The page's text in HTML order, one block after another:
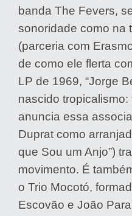
banda The Fevers,
sonoridade como na
(parceria com
de como ele flerta
LP de 1969, “Jorge
nascido
anuncia essa
Duprat como
que Sou um Anjo”)
movimento. É
o Trio Mocotó,
Escovão e João